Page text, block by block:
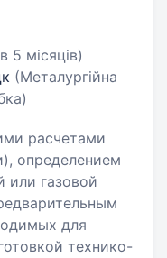
5 місяців)
(Металургійна
расчетами
определением
или газовой
для
технико-